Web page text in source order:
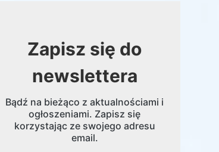
Zapisz się do
newslettera
Bądź na bieżąco z aktualnościami i
ogłoszeniami. Zapisz się
korzystając ze swojego adresu
email.